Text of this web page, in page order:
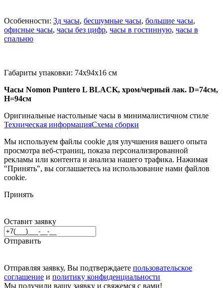
Особенности: 3д часы, бесшумные часы, большие часы,
офисные часы, часы без цифр, часы в гостинную, часы в
спальню
Габариты упаковки: 74x94x16 см
Часы Nomon Puntero L BLACK, хром/черный лак. D=74см,
H=94см
Оригинальные настольные часы в минималистичном стиле
Техническая информацияСхема сборки
Мы используем файлы cookie для улучшения вашего опыта
просмотра веб-страниц, показа персонализированной
рекламы или контента и анализа нашего трафика. Нажимая
"Принять", вы соглашаетесь на использование нами файлов
cookie.
Принять
Оставит заявку
Отправить
Отправляя заявку, Вы подтверждаете пользовательское
соглашение и политику конфиденциальности
Мы получили вашу заявку и свяжемся с вами!